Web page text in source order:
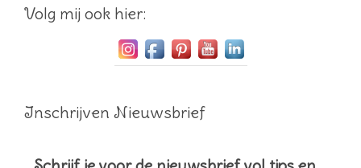
Volg mij ook hier:
Inschrijven Nieuwsbrief